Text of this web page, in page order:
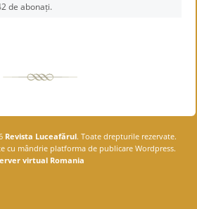
de abonați.
Revista Luceafărul. Toate drepturile rezervate.
cu mândrie platforma de publicare Wordpress.
virtual Romania